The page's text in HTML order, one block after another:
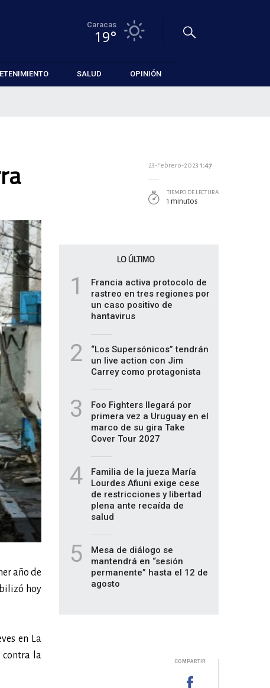
Caracas
19°
SALUD OPINIÓN
año de
hoy
en La
contra la
23-Febrero-2023 1:47
TIEMPO DE LECTURA
1 minutos
LO ÚLTIMO
1
Francia activa protocolo de
rastreo en tres regiones por
un caso positivo de
hantavirus
2
“Los Supersónicos” tendrán
un live action con Jim
Carrey como protagonista
3
Foo Fighters llegará por
primera vez a Uruguay en el
marco de su gira Take
Cover Tour 2027
4
Familia de la jueza María
Lourdes Afiuni exige cese
de restricciones y libertad
plena ante recaída de
salud
5
Mesa de diálogo se
mantendrá en “sesión
permanente” hasta el 12 de
agosto
COMPARTIR